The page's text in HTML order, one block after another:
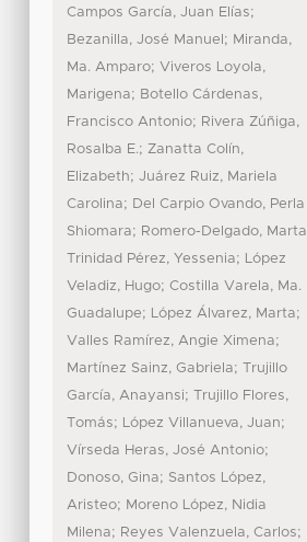
Campos García, Juan Elías;
Bezanilla, José Manuel ; Miranda,
Ma. Amparo; Viveros Loyola,
Marigena; Botello Cárdenas,
Francisco Antonio; Rivera Zúñiga,
Rosalba E.; Zanatta Colín,
Elizabeth; Juárez Ruiz, Mariela
Carolina; Del Carpio Ovando, Perla
Shiomara; Romero-Delgado, Marta
Trinidad Pérez, Yessenia; López
Veladiz, Hugo; Costilla Varela, Ma.
Guadalupe; López Álvarez, Marta;
Valles Ramírez, Angie Ximena;
Martínez Sainz, Gabriela;
Trujillo
García, Anayansi;
Trujillo Flores,
Tomás; López Villanueva, Juan;
Vírseda Heras, José Antonio;
Donoso, Gina; Santos López,
Aristeo; Moreno López, Nidia
Milena; Reyes Valenzuela, Carlos;